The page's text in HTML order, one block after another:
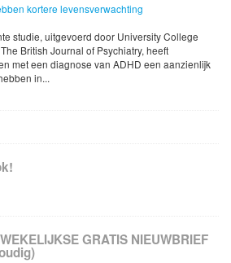
kortere levensverwachting
studie, uitgevoerd door University College
British Journal of Psychiatry, heeft
met een diagnose van ADHD een aanzienlijk
in...
GRATIS NIEUWBRIEF